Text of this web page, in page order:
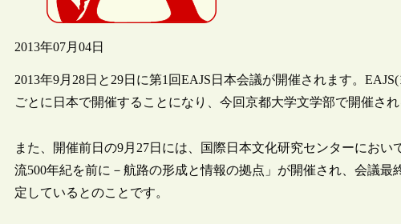
2013年07月04日
2013年9月28日と29日に第1回EAJS日本会議が開催されます。
ごとに日本で開催することになり、今回京都大学文学部で開催され
また、開催前日の9月27日には、国際日本文化研究センターにお
流500年紀を前に－航路の形成と情報の拠点」が開催され、会議
定しているとのことです。